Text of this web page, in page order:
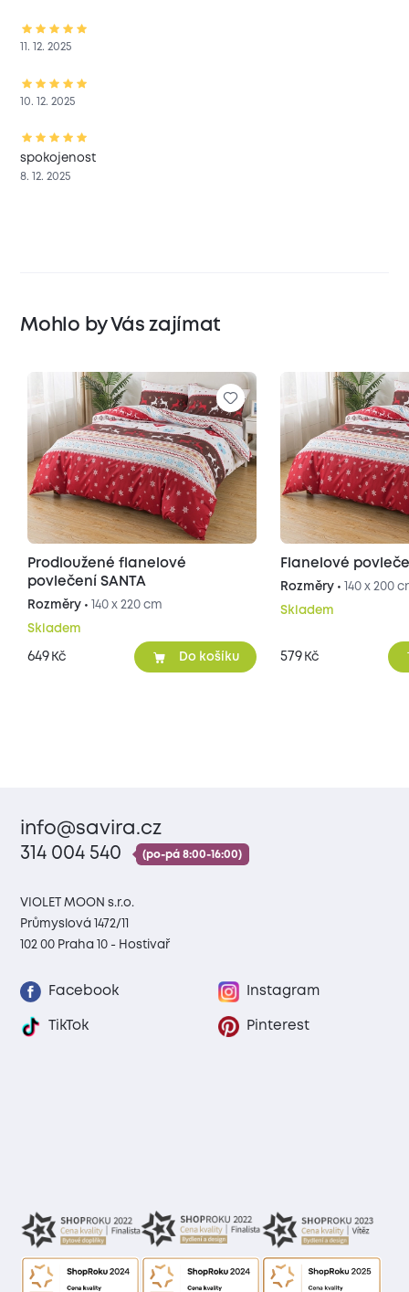
11. 12. 2025
10. 12. 2025
spokojenost
8. 12. 2025
Mohlo by Vás zajímat
Prodloužené flanelové
povlečení SANTA
Rozměry • 140 x 220 cm
Skladem
649 Kč Do košíku
Flanelové
Rozměry • 140 x 200
Skladem
579 Kč
info@savira.cz
314 004 540
(po-pá 8:00-16:00)
VIOLET MOON s.r.o.
Průmyslová 1472/11
102 00 Praha 10 - Hostivař
Facebook Instagram
TikTok Pinterest